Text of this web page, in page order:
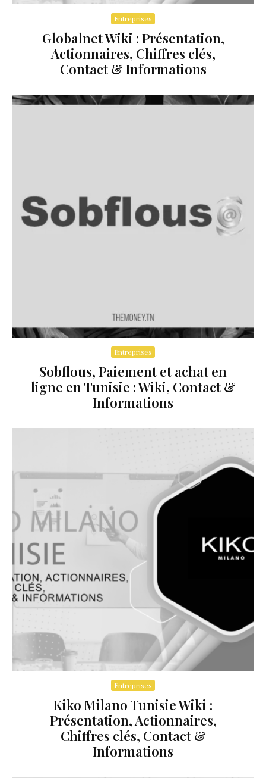
Entreprises
Globalnet Wiki : Présentation,
Actionnaires, Chiffres clés,
Contact & Informations
Entreprises
Sobflous, Paiement et achat en
ligne en Tunisie : Wiki, Contact &
Informations
Entreprises
Kiko Milano Tunisie Wiki :
Présentation, Actionnaires,
Chiffres clés, Contact &
Informations